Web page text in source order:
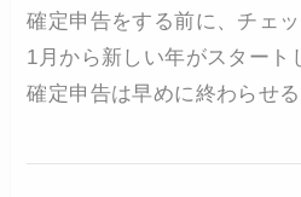
確定申告をする前に、チェ
1月から新しい年がスタート
確定申告は早めに終わらせる